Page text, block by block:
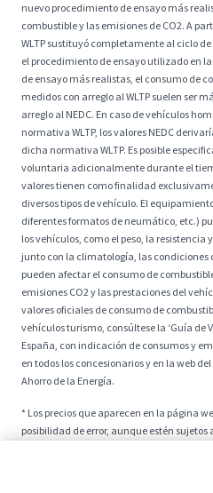
nuevo procedimiento de ensayo más
combustible y las emisiones de CO2. A
WLTP sustituyó completamente al ciclo
el procedimiento de ensayo utilizado en
de ensayo más realistas, el consumo de
medidos con arreglo al WLTP suelen ser
arreglo al NEDC. En caso de vehículos
normativa WLTP, los valores NEDC
dicha normativa WLTP. Es posible
voluntaria adicionalmente durante el
valores tienen como finalidad
diversos tipos de vehículo. El
diferentes formatos de neumático, etc.)
los vehículos, como el peso, la resistencia
junto con la climatología, las condiciones
pueden afectar el consumo de
emisiones CO2 y las prestaciones del
valores oficiales de consumo de
vehículos turismo, consúltese la ‘Guía de
España, con indicación de consumos y
en todos los concesionarios y en la web
Ahorro de la Energía.
* Los precios que aparecen en la página
posibilidad de error, aunque estén sujetos